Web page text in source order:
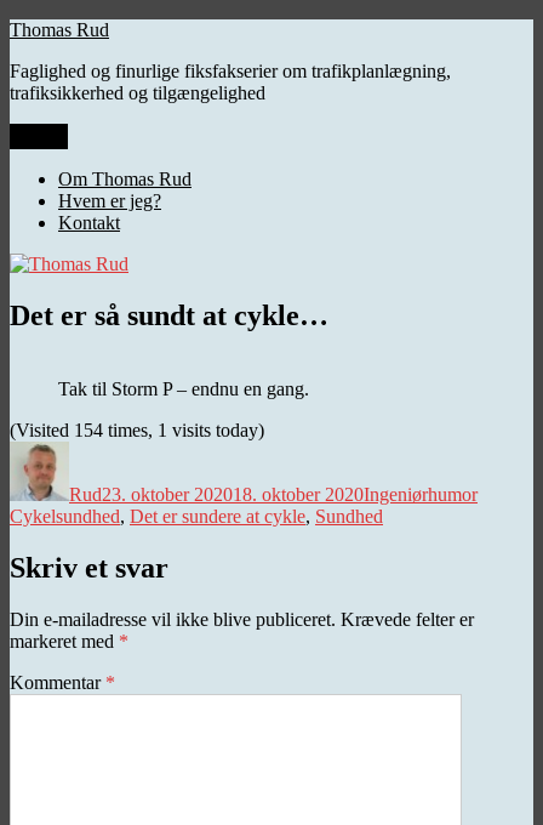
Videre
indhold
Thomas Rud
Faglighed og finurlige fiksfakserier om trafikplanlægning,
trafiksikkerhed og tilgængelighed
Om Thomas Rud
Hvem er jeg?
Kontakt
Det er så sundt at cykle…
Tak til Storm P – endnu en gang.
(Visited 154 times, 1 visits today)
Rud23. oktober 202018. oktober 2020Ingeniørhumor
Cykelsundhed, Det er sundere at cykle, Sundhed
Skriv et svar
Din e-mailadresse vil ikke blive publiceret. Krævede felter er
markeret med *
Kommentar *